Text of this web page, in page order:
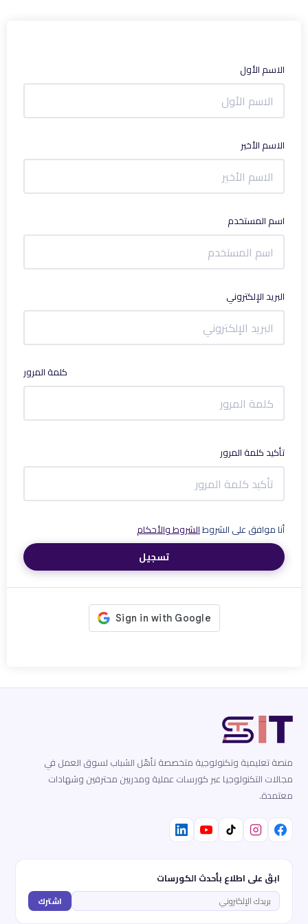
الاسم الأول
الاسم الأخير
اسم المستخدم
البريد الإلكتروني
كلمة المرور
تأكيد كلمة المرور
أنا موافق على الشروطالشروط والأحكام
تسجيل
منصة تعليمية وتكنولوجية متخصصة تأهّل الشباب لسوق العمل في
مجالات التكنولوجيا عبر كورسات عملية ومدربين محترفين وشهادات
معتمدة.
ابقَ على اطلاع بأحدث الكورسات
اشترك